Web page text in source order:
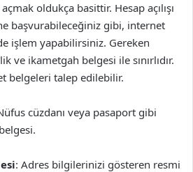
oldukça basittir. Hesap açılışı
başvurabileceğiniz gibi, internet
işlem yapabilirsiniz. Gereken
ve ikametgah belgesi ile sınırlıdır.
belgeleri talep edilebilir.
cüzdanı veya pasaport gibi
: Adres bilgilerinizi gösteren resmi